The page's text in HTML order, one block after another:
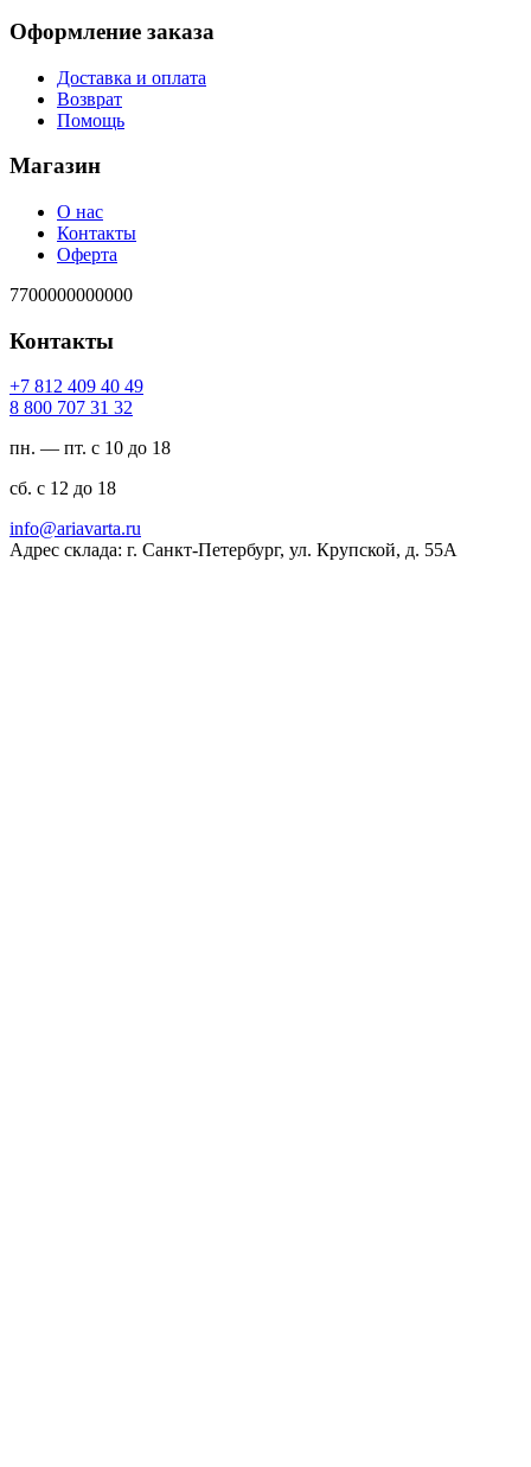
Оформление заказа
Доставка и оплата
Возврат
Помощь
Магазин
О нас
Контакты
Оферта
7700000000000
Контакты
94 04 904 218 7+
23 13 707 008 8
пн. — пт. с 10 до 18
сб. с 12 до 18
ur.atravaira@ofni
Адрес склада: г. Санкт-Петербург, ул. Крупской, д. 55А